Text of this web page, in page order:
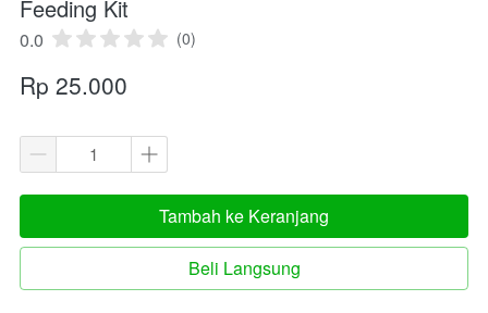
Feeding Kit
0.0 (0)
Rp 25.000
`
Tambah ke Keranjang
`Beli Langsung